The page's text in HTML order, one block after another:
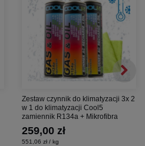
Zestaw czynnik do klimatyzacji 3x 2
w 1 do klimatyzacji Cool5
zamiennik R134a + Mikrofibra
259,00 zł
551,06 zł / kg